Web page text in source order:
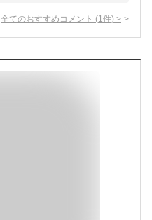
全てのおすすめコメント (1 件) >